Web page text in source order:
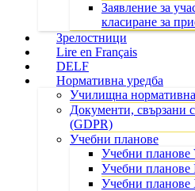
Заявление за
класиране за
Зрелостници
Lire en Français
DELF
Нормативна уредба
Училищна нормативна
Документи, свързани
(GDPR)
Учебни планове
Учебни планове
Учебни планове
Учебни планове